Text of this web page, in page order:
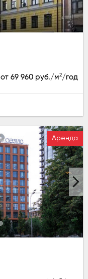
от 69 960 руб./м2/год
Аренда